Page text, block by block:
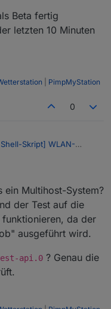
warten...
Beta fertig
letzten 10 Minuten
PimpMyStation
0
Skript] WLAN-
Bedarf in der conf
Restful rein?
ein Multihost-System?
der Test auf die
funktionieren, da der
ausgeführt wird.
api.0 ? Genau die